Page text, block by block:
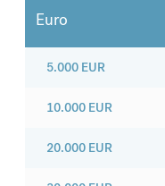
Euro
5.000 EUR
10.000 EUR
20.000 EUR